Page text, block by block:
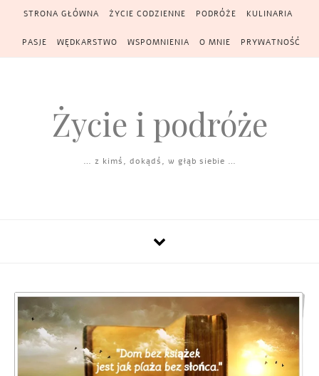
Skip to content
STRONA GŁÓWNA ŻYCIE CODZIENNE PODRÓŻE KULINARIA
PASJE WĘDKARSTWO WSPOMNIENIA O MNIE PRYWATNOŚĆ
Życie i podróże
… z kimś, dokądś, w głąb siebie …